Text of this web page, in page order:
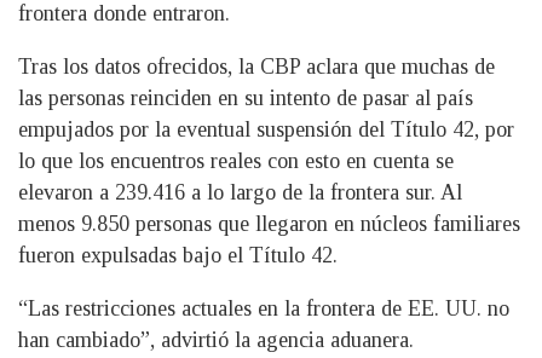
frontera donde entraron.
Tras los datos ofrecidos, la CBP aclara que muchas de
las personas reinciden en su intento de pasar al país
empujados por la eventual suspensión del Título 42, por
lo que los encuentros reales con esto en cuenta se
elevaron a 239.416 a lo largo de la frontera sur. Al
menos 9.850 personas que llegaron en núcleos familiares
fueron expulsadas bajo el Título 42.
“Las restricciones actuales en la frontera de EE. UU. no
han cambiado”, advirtió la agencia aduanera.